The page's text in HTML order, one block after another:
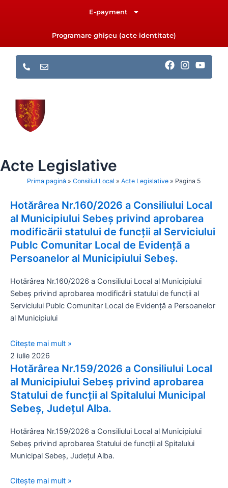
E-payment
Programare ghișeu (acte identitate)
F
I
Y
Acte Legislative
Prima pagină » Consiliul Local » Acte Legislative » Pagina 5
Hotărârea Nr.160/2026 a Consiliului Local
al Municipiului Sebeș privind aprobarea
modificării statului de funcții al Serviciului
Publc Comunitar Local de Evidență a
Persoanelor al Municipiului Sebeș.
Hotărârea Nr.160/2026 a Consiliului Local al Municipiului
Sebeș privind aprobarea modificării statului de funcții al
Serviciului Publc Comunitar Local de Evidență a Persoanelor
al Municipiului
Citește mai mult »
2 iulie 2026
Hotărârea Nr.159/2026 a Consiliului Local
al Municipiului Sebeș privind aprobarea
Statului de funcții al Spitalului Municipal
Sebeș, Județul Alba.
Hotărârea Nr.159/2026 a Consiliului Local al Municipiului
Sebeș privind aprobarea Statului de funcții al Spitalului
Municipal Sebeș, Județul Alba.
Citește mai mult »
PagePage
Page
Page
Page
PagePage